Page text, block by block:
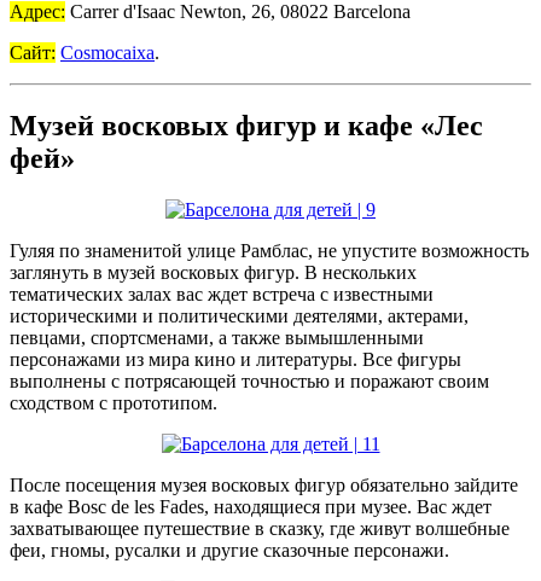
Адрес: Carrer d'Isaac Newton, 26, 08022 Barcelona
Сайт: Cosmocaixa.
Музей восковых фигур и кафе «Лес
фей»
Гуляя по знаменитой улице Рамблас, не упустите возможность
заглянуть в музей восковых фигур. В нескольких
тематических залах вас ждет встреча с известными
историческими и политическими деятелями, актерами,
певцами, спортсменами, а также вымышленными
персонажами из мира кино и литературы. Все фигуры
выполнены с потрясающей точностью и поражают своим
сходством с прототипом.
После посещения музея восковых фигур обязательно зайдите
в кафе Bosc de les Fades, находящиеся при музее. Вас ждет
захватывающее путешествие в сказку, где живут волшебные
феи, гномы, русалки и другие сказочные персонажи.